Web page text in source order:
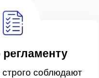
соблюдают